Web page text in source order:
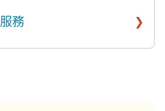
務 ›